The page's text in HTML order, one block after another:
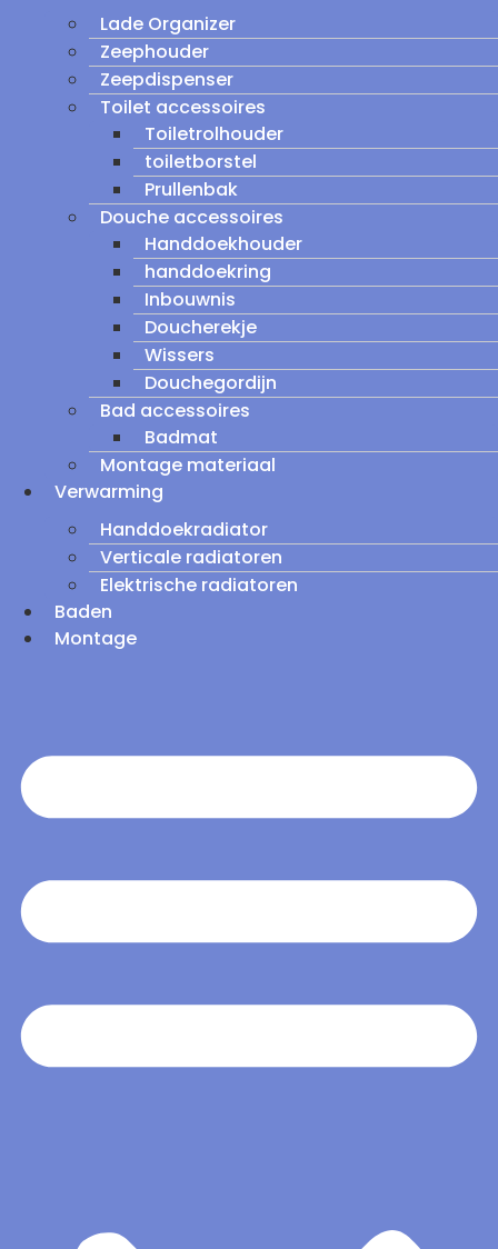
Lade Organizer
Zeephouder
Zeepdispenser
Toilet accessoires
Toiletrolhouder
toiletborstel
Prullenbak
Douche accessoires
Handdoekhouder
handdoekring
Inbouwnis
Doucherekje
Wissers
Douchegordijn
Bad accessoires
Badmat
Montage materiaal
Verwarming
Handdoekradiator
Verticale radiatoren
Elektrische radiatoren
Baden
Montage